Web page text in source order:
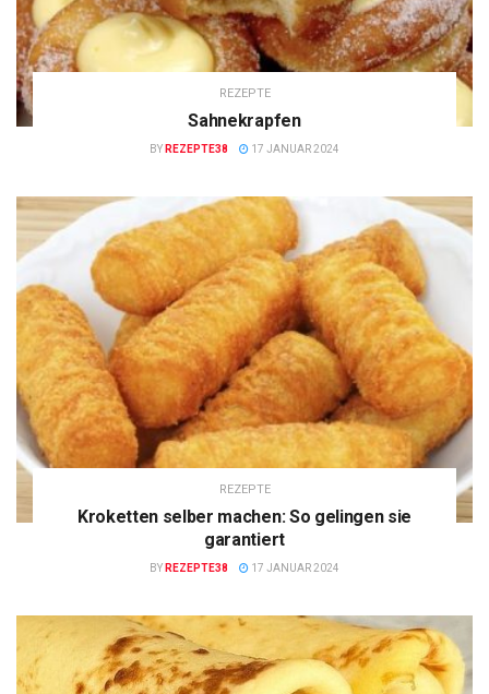
REZEPTE
Sahnekrapfen
BY REZEPTE38 17 JANUAR 2024
REZEPTE
Kroketten selber machen: So gelingen sie
garantiert
BY REZEPTE38 17 JANUAR 2024